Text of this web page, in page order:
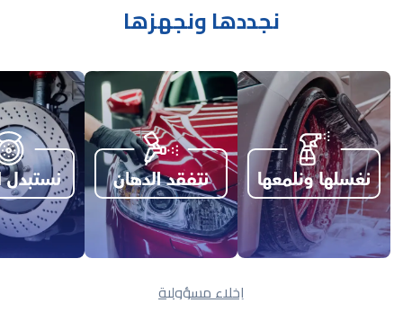
نجددها ونجهزها
إخلاء مسؤولية